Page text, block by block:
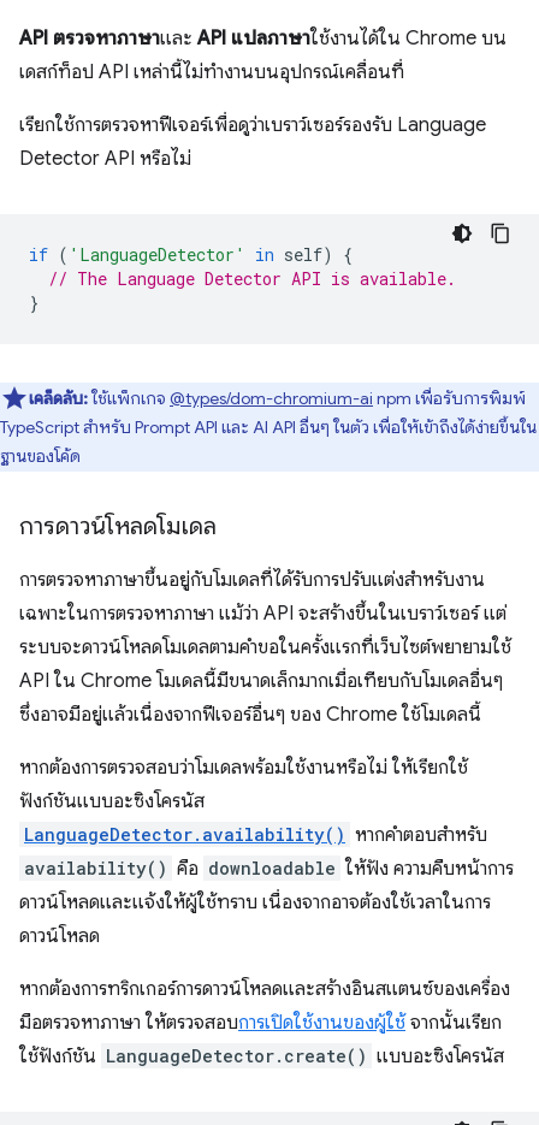
API ตรวจหาภาษาและAPI แปลภาษาใช้งานได้ใน Chrome บน
เดสก์ท็อป API เหล่านี้ไม่ทำงานบนอุปกรณ์เคลื่อนที่
เรียกใช้การตรวจหาฟีเจอร์เพื่อดูว่าเบราว์เซอร์รองรับ Language
Detector API หรือไม่
if ( 'LanguageDetector' in self)
{
// The Language Detector API is available.
}
เคล็ดลับ:ใช้แพ็กเกจ @types/dom-chromium-ai npm เพื่อรับการพิมพ์
TypeScript สำหรับ Prompt API และ AI API อื่นๆ ในตัว เพื่อให้เข้าถึงได้ง่ายขึ้นใน
ฐานของโค้ด
การดาวน์โหลดโมเดล
การตรวจหาภาษาขึ้นอยู่กับโมเดลที่ได้รับการปรับแต่งสำหรับงาน
เฉพาะในการตรวจหาภาษา แม้ว่า API จะสร้างขึ้นในเบราว์เซอร์ แต่
ระบบจะดาวน์โหลดโมเดลตามคำขอในครั้งแรกที่เว็บไซต์พยายามใช้
API ใน Chrome โมเดลนี้มีขนาดเล็กมากเมื่อเทียบกับโมเดลอื่นๆ
ซึ่งอาจมีอยู่แล้วเนื่องจากฟีเจอร์อื่นๆ ของ Chrome ใช้โมเดลนี้
หากต้องการตรวจสอบว่าโมเดลพร้อมใช้งานหรือไม่ ให้เรียกใช้
ฟังก์ชันแบบอะซิงโครนัส
LanguageDetector.availability() หากคำตอบสำหรับ
availability() คือ downloadable ให้ฟัง ความคืบหน้าการ
ดาวน์โหลดและแจ้งให้ผู้ใช้ทราบ เนื่องจากอาจต้องใช้เวลาในการ
ดาวน์โหลด
หากต้องการทริกเกอร์การดาวน์โหลดและสร้างอินสแตนซ์ของเครื่อง
มือตรวจหาภาษา ให้ตรวจสอบการเปิดใช้งานของผู้ใช้ จากนั้นเรียก
ใช้ฟังก์ชัน LanguageDetector.create() แบบอะซิงโครนัส